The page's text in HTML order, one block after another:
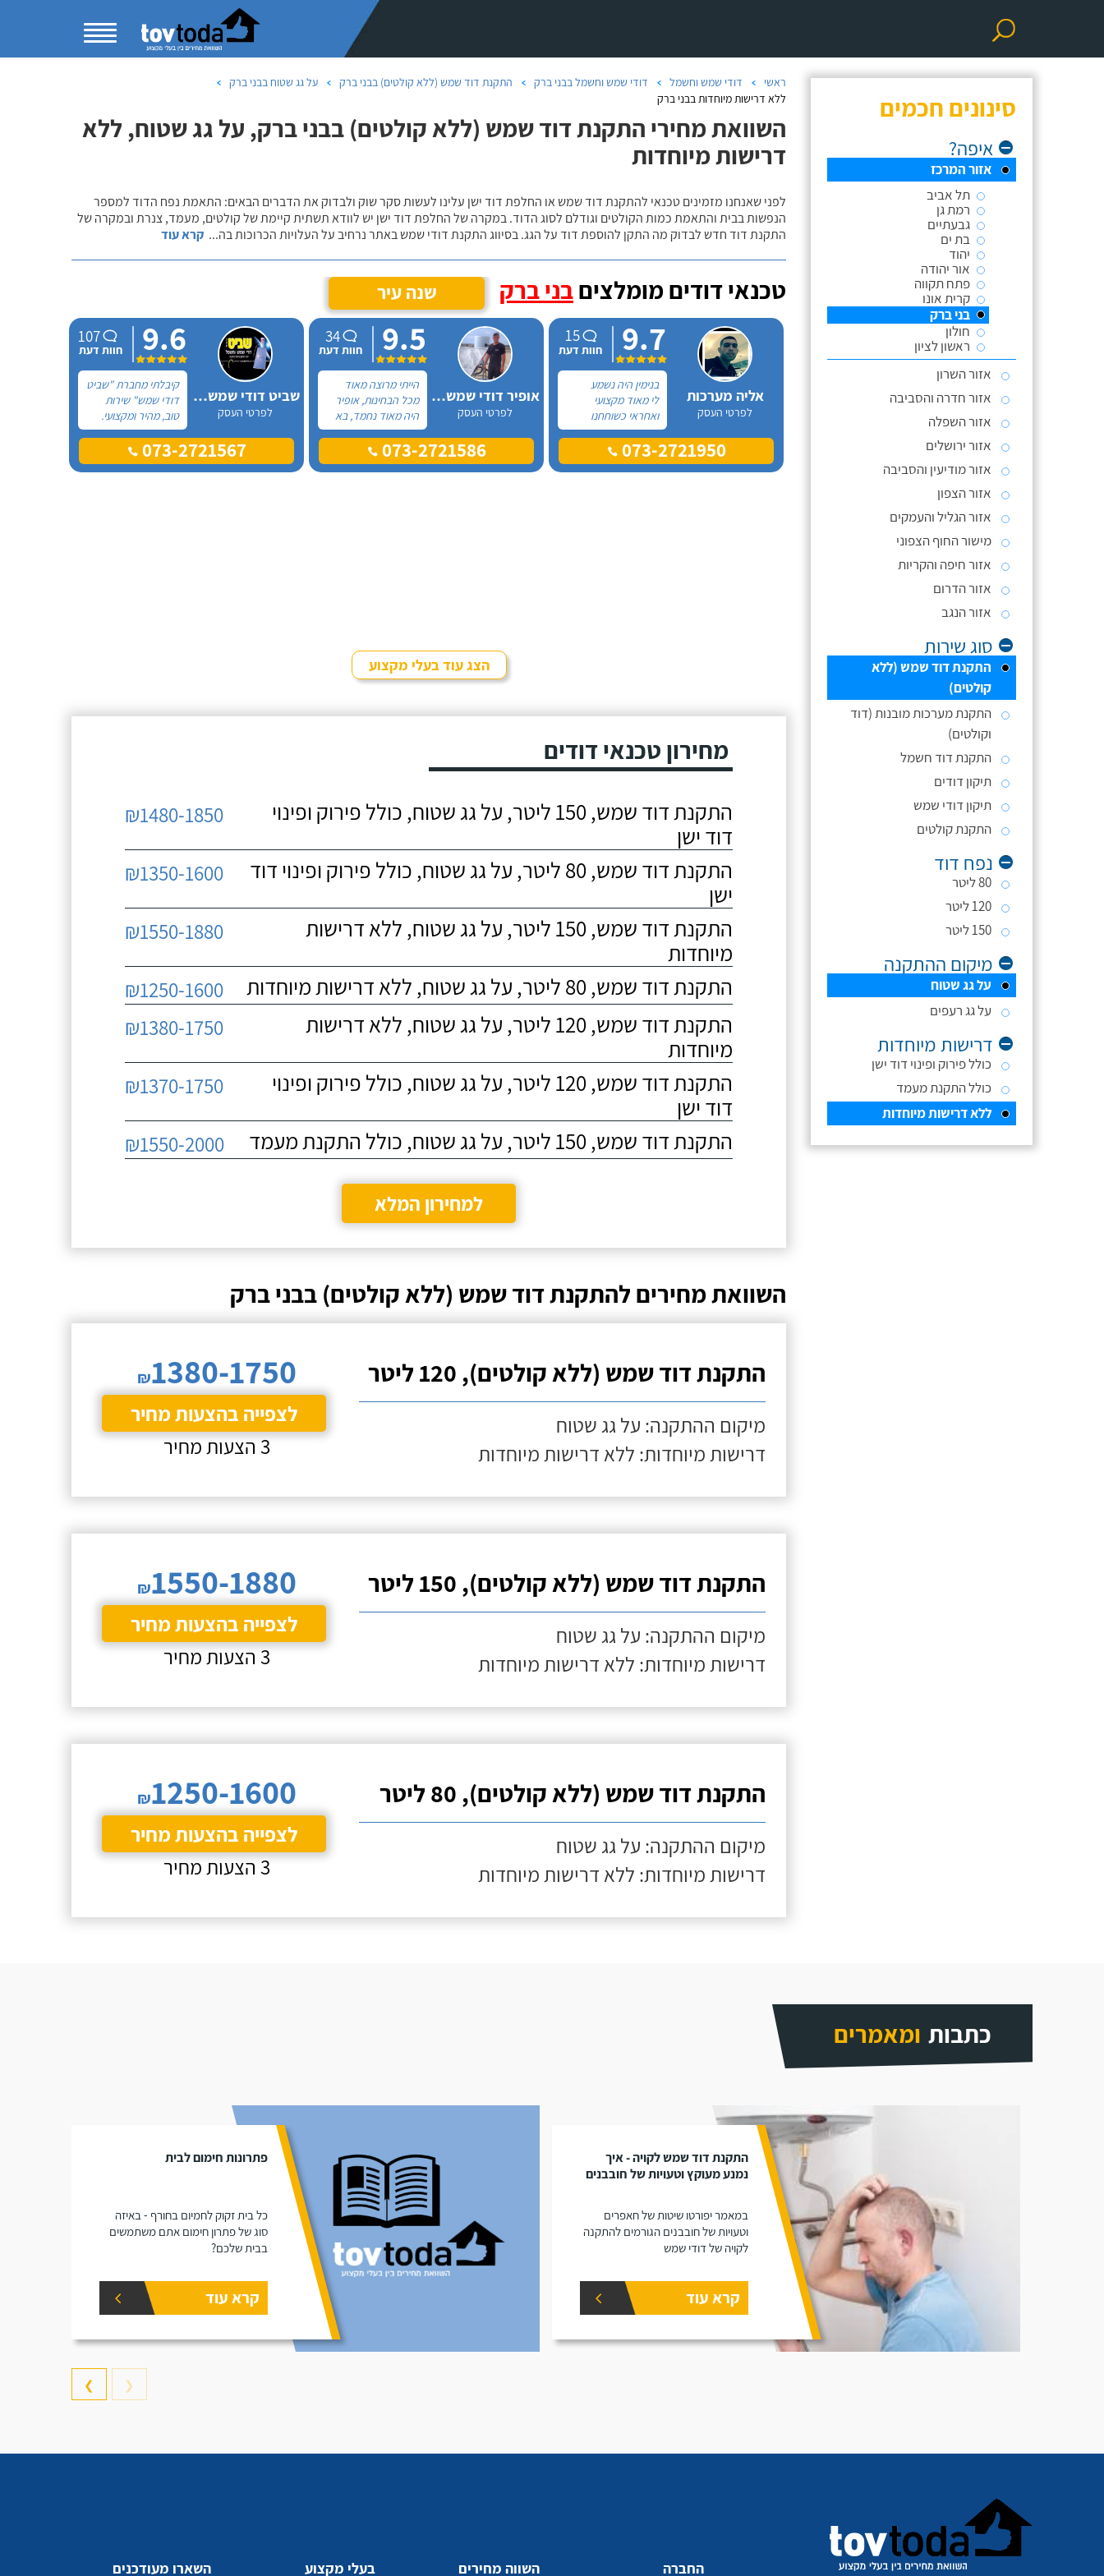
סינונים חכמים
איפה?
אזור המרכז
תל אביב
רמת גן
גבעתיים
בת ים
יהוד
אור יהודה
פתח תקווה
קרית אונו
בני ברק
חולון
ראשון לציון
אזור השרון
אזור חדרה והסביבה
אזור השפלה
אזור ירושלים
אזור מודיעין והסביבה
אזור הצפון
אזור הגליל והעמקים
מישור החוף הצפוני
אזור חיפה והקריות
אזור הדרום
אזור הנגב
סוג שירות
התקנת דוד שמש (ללא
קולטים)
התקנת מערכות מובנות (דוד
וקולטים)
התקנת דוד חשמל
תיקון דודים
תיקון דודי שמש
התקנת קולטים
נפח דוד
80 ליטר
120 ליטר
150 ליטר
מיקום ההתקנה
על גג שטוח
על גג רעפים
דרישות מיוחדות
כולל פירוק ופינוי דוד ישן
כולל התקנת מעמד
ללא דרישות מיוחדות
ראשי דודי שמש וחשמל דודי שמש וחשמל בבני ברק התקנת דוד שמש (ללא קולטים) בבני ברק
על גג שטוח בבני ברק
ללא דרישות מיוחדות בבני ברק
השוואת מחירי התקנת דוד שמש (ללא קולטים) בבני ברק, על גג שטוח, ללא
דרישות מיוחדות
לפני שאנחנו מזמינים טכנאי להתקנת דוד שמש או החלפת דוד ישן עלינו לעשות סקר שוק ולבדוק את הדברים הבאים: התאמת נפח הדוד למספר
הנפשות בבית והתאמת כמות הקולטים וגודלם לסוג הדוד. במקרה של החלפת דוד ישן יש לוודא תשתית קיימת של קולטים, מעמד, צנרת ובמקרה של
התקנת דוד חדש לבדוק מה התקן להוספת דוד על הגג. בסיווג התקנת דודי שמש באתר נרחיב על העלויות הכרוכות בה... קרא עוד
טכנאי דודים מומלציםבני ברק שנה עיר
אליה מערכות
לפרטי העסק
9.7
15
חוות דעת
בנימין היה נשמע
לי מאוד מקצועי
ואחראי כשוחחנו
בטלפון לכן, הזמנתי
אותו להחלפת דוד
שמש וקולטים בבניין בו073-2721950
אופיר דודי שמש וחשמל
לפרטי העסק
9.5
34
חוות דעת
הייתי מרוצה מאוד
מכל הבחינות, אופיר
היה מאוד נחמד, בא
לפני לראות את
המיקום של ההתקנה,
המחיר היה הוגן מאוד.073-2721586
שביט דודי שמש וחשמל בע"מ
לפרטי העסק
9.6
107
חוות דעת
קיבלתי מחברת "שביט
דודי שמש" שירות
טוב, מהיר ומקצועי.
הזמנתי אותם לא
מזמן, כשהתפוצץ לי
הדוד שמש של
073-2721567
הצג עוד בעלי מקצוע
מחירון טכנאי דודים
התקנת דוד שמש, 150 ליטר, על גג שטוח, כולל פירוק ופינוי
דוד ישן
₪1480-1850
התקנת דוד שמש, 80 ליטר, על גג שטוח, כולל פירוק ופינוי דוד
ישן
₪1350-1600
התקנת דוד שמש, 150 ליטר, על גג שטוח, ללא דרישות
מיוחדות
₪1550-1880
התקנת דוד שמש, 80 ליטר, על גג שטוח, ללא דרישות מיוחדות ₪1250-1600
התקנת דוד שמש, 120 ליטר, על גג שטוח, ללא דרישות
מיוחדות
₪1380-1750
התקנת דוד שמש, 120 ליטר, על גג שטוח, כולל פירוק ופינוי
דוד ישן
₪1370-1750
התקנת דוד שמש, 150 ליטר, על גג שטוח, כולל התקנת מעמד ₪1550-2000
למחירון המלא
השוואת מחירים להתקנת דוד שמש (ללא קולטים) בבני ברק
התקנת דוד שמש (ללא קולטים), 120 ליטר
מיקום ההתקנה: על גג שטוח
דרישות מיוחדות: ללא דרישות מיוחדות
₪1380-1750
לצפייה בהצעות מחיר
3 הצעות מחיר
התקנת דוד שמש (ללא קולטים), 150 ליטר
מיקום ההתקנה: על גג שטוח
דרישות מיוחדות: ללא דרישות מיוחדות
₪1550-1880
לצפייה בהצעות מחיר
3 הצעות מחיר
התקנת דוד שמש (ללא קולטים), 80 ליטר
מיקום ההתקנה: על גג שטוח
דרישות מיוחדות: ללא דרישות מיוחדות
₪1250-1600
לצפייה בהצעות מחיר
3 הצעות מחיר
כתבות ומאמרים
התקנת דוד שמש לקויה - איך
נמנע מעוקץ וטעויות של חובבנים
במאמר יפורטו שיטות של חאפרים
וטעויות של חובבנים הגורמים להתקנה
לקויה של דודי שמש
קרא עוד
פתרונות חימום לבית
כל בית זקוק לחמיום בחורף - באיזה
סוג של פתרון חימום אתם משתמשים
בבית שלכם?
קרא עוד
❮
❯
החברה השווה מחירים בעלי מקצוע השארו מעודכנים